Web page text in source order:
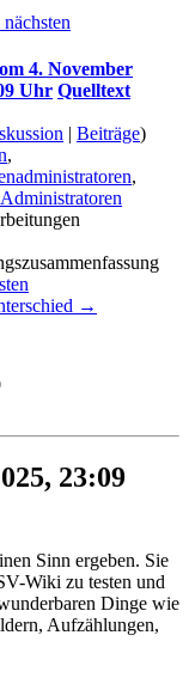
4. November
Uhr Quelltext
| Beiträge)
,
,
Administratoren
→
23:09
Sinn ergeben. Sie
Wiki zu testen und
Dinge wie
Aufzählungen,